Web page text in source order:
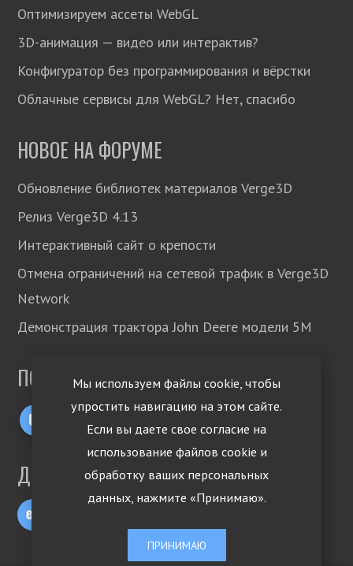
Мы используем файлы cookie, чтобы
упростить навигацию на этом сайте.
Если вы даете свое согласие на
использование файлов cookie и
обработку ваших персональных
данных, нажмите «Принимаю».
ПРИНИМАЮ
Оптимизируем ассеты WebGL
3D-анимация — видео или интерактив?
Конфигуратор без программирования и вёрстки
Облачные сервисы для WebGL? Нет, спасибо
НОВОЕ НА ФОРУМЕ
Обновление библиотек материалов Verge3D
Релиз Verge3D 4.13
Интерактивный сайт о крепости
Отмена ограничений на сетевой трафик в Verge3D
Network
Демонстрация трактора John Deere модели 5М
ПОДПИСЫВАЙТЕСЬ!
ДРУГИЕ ЯЗЫКИ